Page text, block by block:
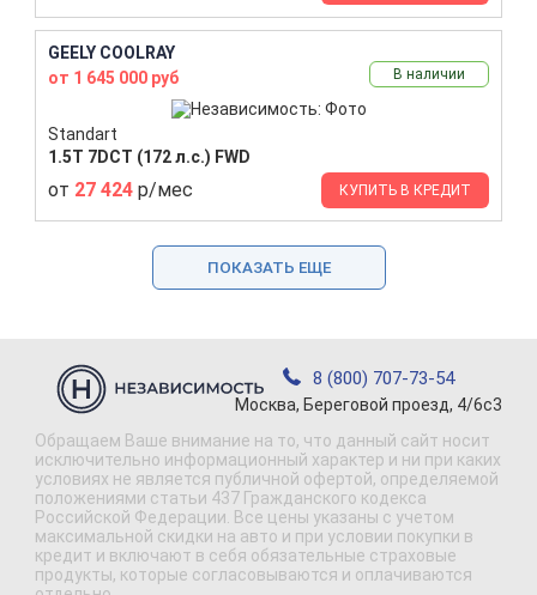
GEELY COOLRAY
от 1 645 000 руб
В наличии
Standart
1.5T 7DCT (172 л.с.) FWD
от 27 424 р/мес КУПИТЬ В КРЕДИТ
ПОКАЗАТЬ ЕЩЕ
8 (800) 707-73-54
Москва, Береговой проезд, 4/6с3
Обращаем Ваше внимание на то, что данный сайт носит
исключительно информационный характер и ни при каких
условиях не является публичной офертой, определяемой
положениями статьи 437 Гражданского кодекса
Российской Федерации. Все цены указаны с учетом
максимальной скидки на авто и при условии покупки в
кредит и включают в себя обязательные страховые
продукты, которые согласовываются и оплачиваются